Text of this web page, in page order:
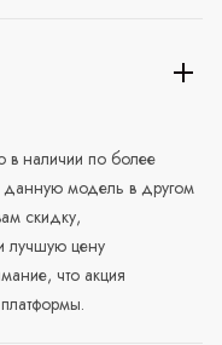
наличии по более
данную модель в другом
скидку,
лучшую цену
что акция